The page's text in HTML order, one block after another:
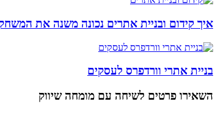
איך קידום ובניית אתרים נכונה משנה את
בניית אתרי וורדפרס לעסקים
השאירו פרטים לשיחה עם מומחה שיווק